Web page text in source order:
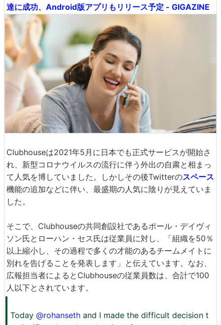
達に成功、Android版アプリもリリース予定 - GIGAZINE
Clubhouseは2021年5月に日本でも正式サービスが開始さ
れ、新型コロナウイルスの流行に伴う外出の自粛と相まっ
て人気を博していました。しかしその後Twitterのスペース
機能の追加などに伴い、最盛期の人気に陰りが見えていま
した。
そこで、Clubhouseの共同創設社であるポール・デイヴィ
ソン氏とローハン・セス氏は従業員に対し、「組織を50％
以上縮小し、その過程で多くの才能のあるチームメイトに
別れを告げることを発表します」と伝えています。なお、
広報担当者によるとClubhouseの従業員数は、合計で100
人以下とされています。
Today @rohanseth and I made the difficult decision t